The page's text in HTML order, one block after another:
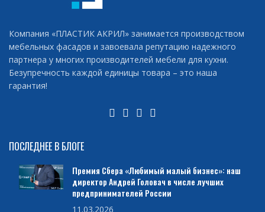
Компания «ПЛАСТИК АКРИЛ» занимается производством
мебельных фасадов и завоевала репутацию надежного
партнера у многих производителей мебели для кухни.
Безупречность каждой единицы товара – это наша
гарантия!
ПОСЛЕДНЕЕ В БЛОГЕ
Премия Сбера «Любимый малый бизнес»: наш
директор Андрей Головач в числе лучших
предпринимателей России
11.03.2026